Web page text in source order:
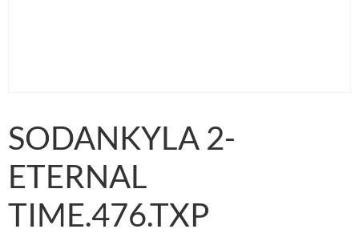
SODANKYLA 2-
ETERNAL
TIME.476.TXP